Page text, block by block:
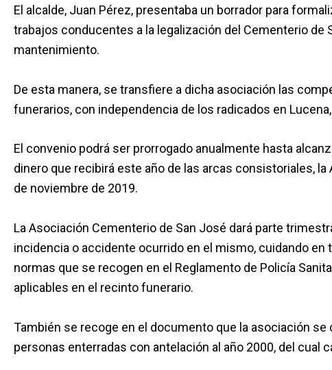
El alcalde, Juan Pérez, presentaba un borrador para
trabajos conducentes a la legalización del Cementerio
mantenimiento.
De esta manera, se transfiere a dicha asociación las
funerarios, con independencia de los radicados en
El convenio podrá ser prorrogado anualmente hasta
dinero que recibirá este año de las arcas consistoriales,
de noviembre de 2019.
La Asociación Cementerio de San José dará parte
incidencia o accidente ocurrido en el mismo, cuidando
normas que se recogen en el Reglamento de Policía
aplicables en el recinto funerario.
También se recoge en el documento que la asociación
personas enterradas con antelación al año 2000, del cual